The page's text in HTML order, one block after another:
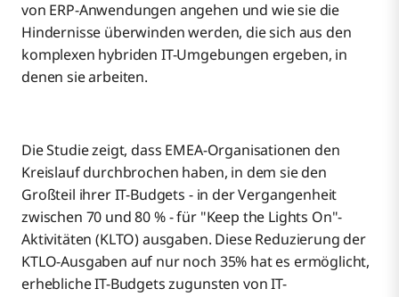
von ERP-Anwendungen angehen und wie sie die
Hindernisse überwinden werden, die sich aus den
komplexen hybriden IT-Umgebungen ergeben, in
denen sie arbeiten.
Die Studie zeigt, dass EMEA-Organisationen den
Kreislauf durchbrochen haben, in dem sie den
Großteil ihrer IT-Budgets - in der Vergangenheit
zwischen 70 und 80 % - für "Keep the Lights On"-
Aktivitäten (KLTO) ausgaben. Diese Reduzierung der
KTLO-Ausgaben auf nur noch 35% hat es ermöglicht,
erhebliche IT-Budgets zugunsten von IT-